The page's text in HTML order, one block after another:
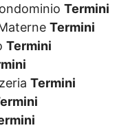
Termini
Termini
Termini
Termini